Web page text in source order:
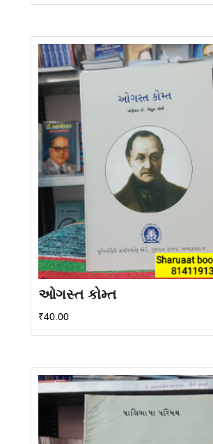
ઓગસ્ત કોમ્ત
₹40.00